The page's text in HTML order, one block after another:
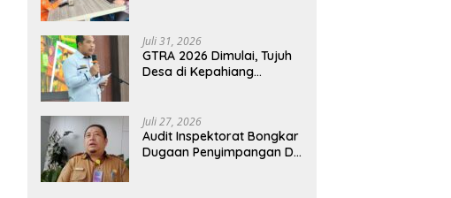
Juli 31, 2026
GTRA 2026 Dimulai, Tujuh
Desa di Kepahiang
Ekonomi Baru
Juli 27, 2026
Audit Inspektorat Bongkar
Dugaan Penyimpangan DD